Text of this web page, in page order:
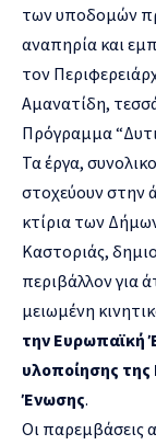
των υποδομών
αναπηρία και
τον
Αμανατίδη,
Πρόγραμμα
Τα έργα,
στοχεύουν στην
κτίρια των
Καστοριάς,
περιβάλλον για
μειωμένη
την Ευρωπαϊκή
υλοποίησης της
Ένωσης.
Οι παρεμβάσεις